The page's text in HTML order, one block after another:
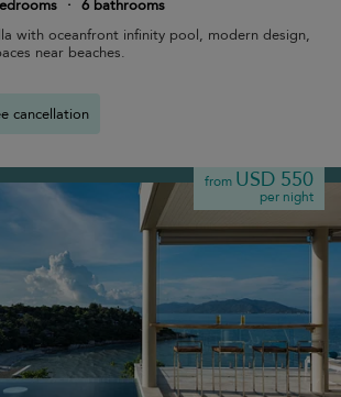
· 6 bathrooms
with oceanfront infinity pool, modern design,
near beaches.
cancellation
from USD 550
per night